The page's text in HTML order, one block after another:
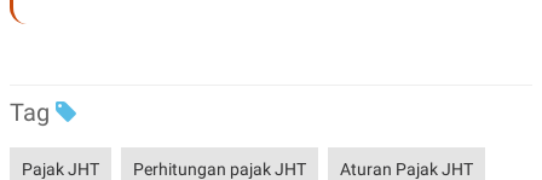
Tag
Pajak JHT Perhitungan pajak JHT Aturan Pajak JHT